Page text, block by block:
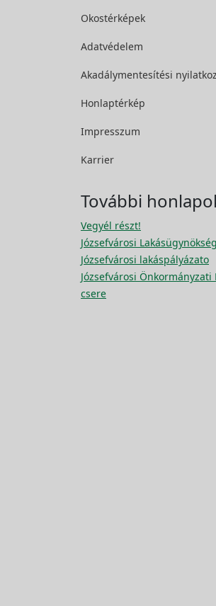
Okostérképek
Adatvédelem
Akadálymentesítési
Honlaptérkép
Impresszum
Karrier
További
Vegyél részt!
Józsefvárosi Lakásügynökség
Józsefvárosi lakáspályázato
Józsefvárosi Önkormányzati
csere